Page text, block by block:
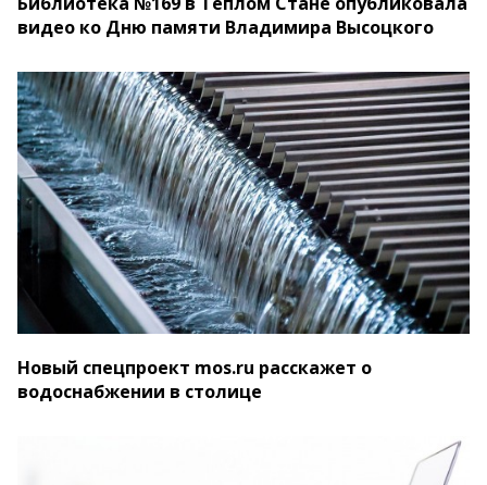
видео ко Дню памяти Владимира Высоцкого
Новый спецпроект mos.ru расскажет о
водоснабжении в столице